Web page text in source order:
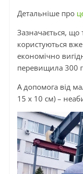
Детальніше про
Зазначається, що
користуються
економічно
перевищила 300
А допомога від
15 х 10 см) –